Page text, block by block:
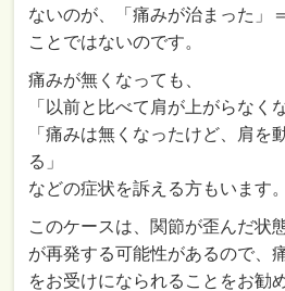
ないのが、「痛みが治まった」
ことではないのです。
痛みが無くなっても、
「以前と比べて肩が上がらなく
「痛みは無くなったけど、肩を
る」
などの症状を訴える方もいます。
このケースは、関節が歪んだ状
が再発する可能性があるので、
をお受けになられることをお勧